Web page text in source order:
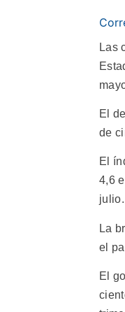
Las
El
de
El
4,6
julio.
La
el
El